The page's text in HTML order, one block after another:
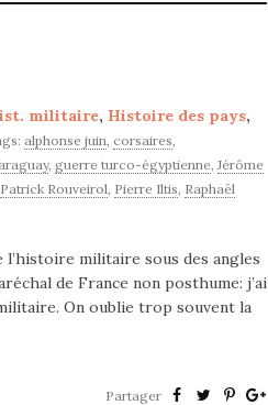
militaire, Histoire des pays,
alphonse juin, corsaires,
, guerre turco-égyptienne,Jérôme
Patrick Rouveirol, Pierre Iltis, Raphaël
l’histoire militaire sous des angles
de France non posthume: j’ai
On oublie trop souvent la
Partager